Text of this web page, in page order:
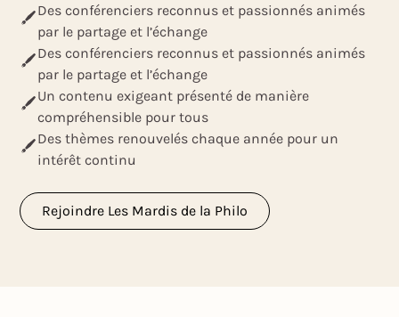
Des conférenciers reconnus et passionnés animés
par le partage et l’échange
Des conférenciers reconnus et passionnés animés
par le partage et l’échange
Un contenu exigeant présenté de manière
compréhensible pour tous
Des thèmes renouvelés chaque année pour un
intérêt continu
Rejoindre Les Mardis de la Philo